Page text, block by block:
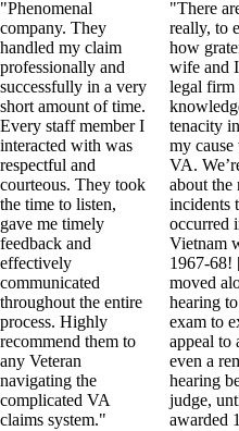
"Phenomenal
company. They
handled my claim
professionally and
successfully in a very
short amount of time.
Every staff member I
interacted with was
respectful and
courteous. They took
the time to listen,
gave me timely
feedback and
effectively
communicated
throughout the entire
process. Highly
recommend them to
any Veteran
navigating the
complicated VA
claims system."
"There
really, to
how
wife and
legal firm
tenacity
my
VA.
about the
incidents
occurred
Vietnam
1967-68!
moved
hearing
exam to
appeal to
even a
hearing
judge,
awarded